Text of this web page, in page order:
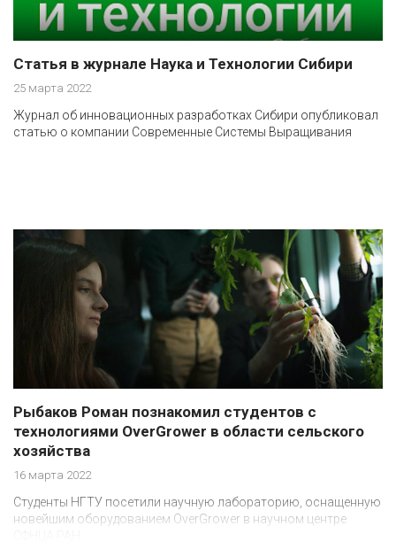
Статья в журнале Наука и Технологии Сибири
25 марта 2022
Журнал об инновационных разработках Сибири опубликовал
статью о компании Современные Системы Выращивания
Рыбаков Роман познакомил студентов с
технологиями OverGrower в области сельского
хозяйства
16 марта 2022
Студенты НГТУ посетили научную лабораторию, оснащенную
новейшим оборудованием OverGrower в научном центре